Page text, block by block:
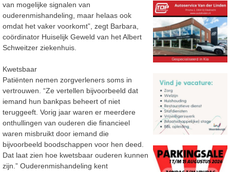
van mogelijke signalen van
ouderenmishandeling, maar helaas ook
omdat het vaker voorkomt”, zegt Barbara,
coördinator Huiselijk Geweld van het Albert
Schweitzer ziekenhuis
Kwetsbaar
Patiënten nemen zorgverleners soms in
vertrouwen. “Ze vertellen bijvoorbeeld dat
iemand hun bankpas beheert of niet
teruggeeft. Vorig jaar waren er meerdere
onthullingen van ouderen die financieel
waren misbruikt door iemand die
bijvoorbeeld boodschappen voor hen deed.
Dat laat zien hoe kwetsbaar ouderen kunnen
zijn .” Ouderenmishandeling kent